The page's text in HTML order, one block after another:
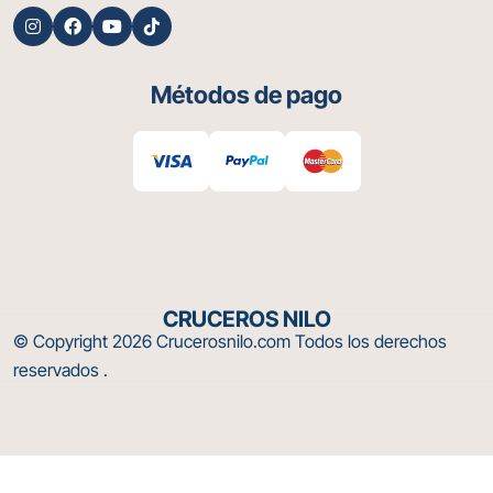
Egipto. Su imponente presencia y su rica historia la
convierten en un destino imprescindible para
egipcia. ¿Qué secretos más aguardan en las
aquellos valientes y curiosos que se aventuren a
descubrirlo podrán revelar la verdad detrás del
enigma de la Gran Esfinge. Empieza tu aventura
donde podrás descubrir la grandeza de la civilización
egipcia y maravillarte con sus monumentos más
emblemáticos, incluida la Gran Esfinge de Giza.
ancestrales! Preguntas Frecuentes (FAQs) sobre
Métodos de pago
CRUCEROS NILO
© Copyright 2026 Crucerosnilo.com Todos los derechos
reservados .